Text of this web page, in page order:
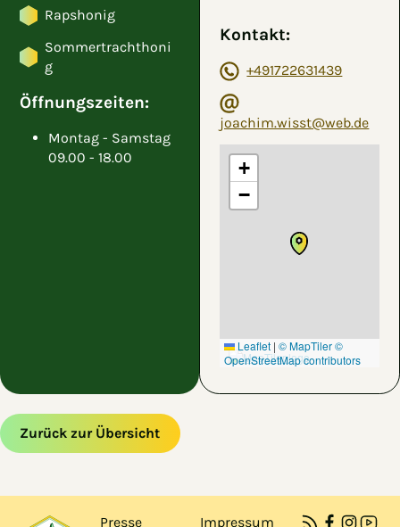
Rapshonig
Sommertrachthoni
g
Öffnungszeiten:
Montag - Samstag
09.00 - 18.00
Kontakt:
+491722631439
joachim.wisst@web.de
+
−
Leaflet | © MapTiler©
OpenStreetMap contributors
Zurück zur Übersicht
Presse
Impressum